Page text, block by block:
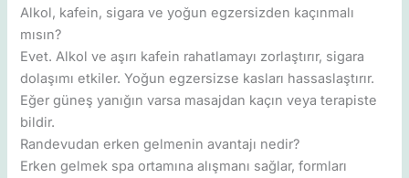
Alkol, kafein, sigara ve yoğun egzersizden kaçınmalı
mısın?
Evet. Alkol ve aşırı kafein rahatlamayı zorlaştırır, sigara
dolaşımı etkiler. Yoğun egzersizse kasları hassaslaştırır.
Eğer güneş yanığın varsa masajdan kaçın veya terapiste
bildir.
Randevudan erken gelmenin avantajı nedir?
Erken gelmek spa ortamına alışmanı sağlar, formları